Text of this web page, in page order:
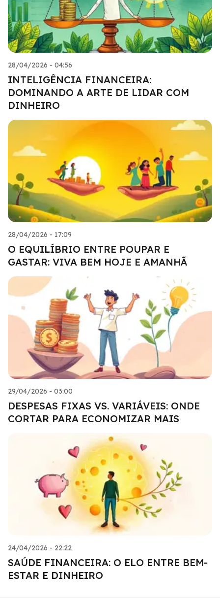
28/04/2026 - 04:56
INTELIGÊNCIA FINANCEIRA:
DOMINANDO A ARTE DE LIDAR COM
DINHEIRO
28/04/2026 - 17:09
O EQUILÍBRIO ENTRE POUPAR E
GASTAR: VIVA BEM HOJE E AMANHÃ
29/04/2026 - 03:00
DESPESAS FIXAS VS. VARIÁVEIS: ONDE
CORTAR PARA ECONOMIZAR MAIS
24/04/2026 - 22:22
SAÚDE FINANCEIRA: O ELO ENTRE BEM-
ESTAR E DINHEIRO